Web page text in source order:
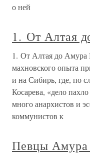
о ней
1. От Алтая
1. От Алтая до Амура
махновского опыта
и на Сибирь, где, по
Косарева, «дело
много анархистов и
коммунистов к
Певцы